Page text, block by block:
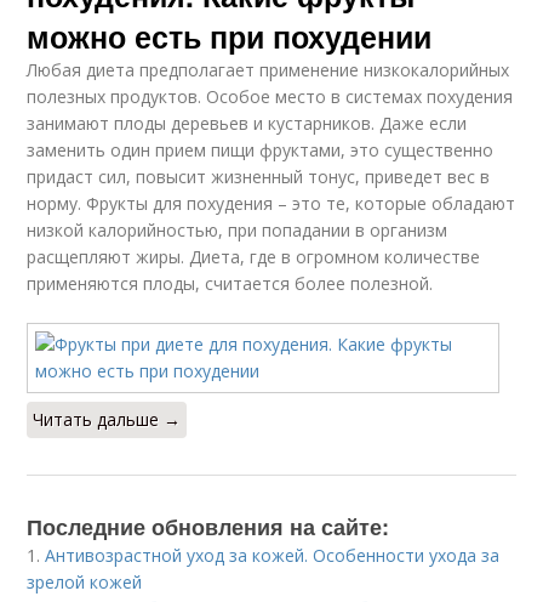
можно есть при похудении
Любая диета предполагает применение низкокалорийных
полезных продуктов. Особое место в системах похудения
занимают плоды деревьев и кустарников. Даже если
заменить один прием пищи фруктами, это существенно
придаст сил, повысит жизненный тонус, приведет вес в
норму. Фрукты для похудения – это те, которые обладают
низкой калорийностью, при попадании в организм
расщепляют жиры. Диета, где в огромном количестве
применяются плоды, считается более полезной.
Читать дальше →
Последние обновления на сайте:
1.Антивозрастной уход за кожей. Особенности ухода за
зрелой кожей